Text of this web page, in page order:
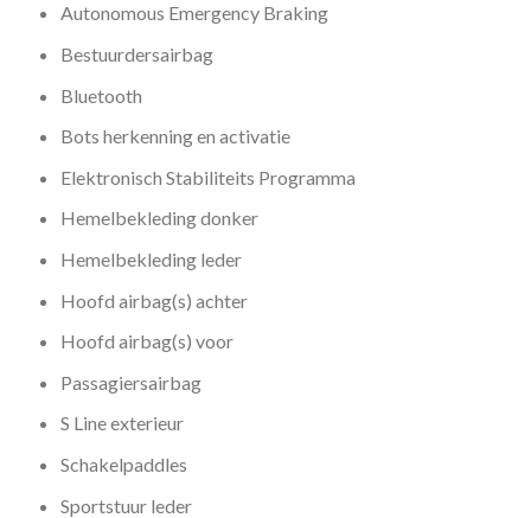
Autonomous Emergency Braking
Bestuurdersairbag
Bluetooth
Bots herkenning en activatie
Elektronisch Stabiliteits Programma
Hemelbekleding donker
Hemelbekleding leder
Hoofd airbag(s) achter
Hoofd airbag(s) voor
Passagiersairbag
S Line exterieur
Schakelpaddles
Sportstuur leder